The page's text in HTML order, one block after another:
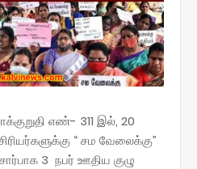
எண்- 311 இல், 20
“ சம வேலைக்கு”
3 நபர் ஊதிய குழு